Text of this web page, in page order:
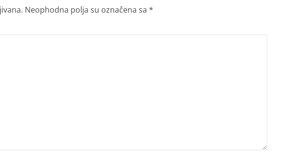
Neophodna polja su označena sa *